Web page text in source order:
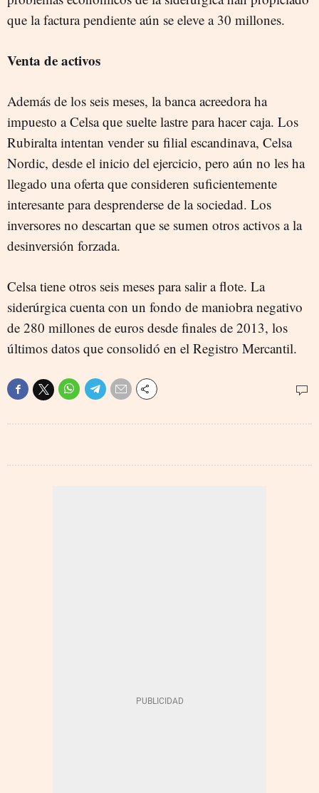
que la factura pendiente aún se eleve a 30 millones.
Venta de activos
Además de los seis meses, la banca acreedora ha
impuesto a Celsa que suelte lastre para hacer caja. Los
Rubiralta intentan vender su filial escandinava, Celsa
Nordic, desde el inicio del ejercicio, pero aún no les ha
llegado una oferta que consideren suficientemente
interesante para desprenderse de la sociedad. Los
inversores no descartan que se sumen otros activos a la
desinversión forzada.
Celsa tiene otros seis meses para salir a flote. La
siderúrgica cuenta con un fondo de maniobra negativo
de 280 millones de euros desde finales de 2013, los
últimos datos que consolidó en el Registro Mercantil.